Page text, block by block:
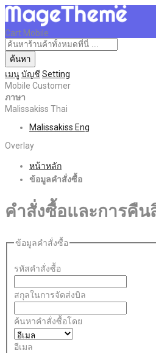
Cart Mobile
ค้นหา
เมนูบัญชี Setting
Mobile Customer
ภาษา
Malissakiss Thai
Malissakiss Eng
Overlay
หน้าหลัก
ข้อมูลคำสั่งซื้อ
คำสั่งซื้อและการคืน
ข้อมูลคำสั่งซื้อ
รหัสคำสั่งซื้อ
สกุลในการจัดส่งบิล
ค้นหาคำสั่งซื้อโดย
อีเมล